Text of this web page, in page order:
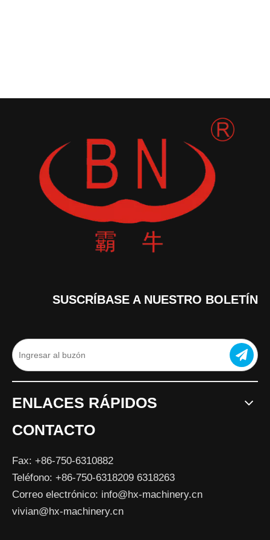
SUSCRÍBASE A NUESTRO BOLETÍN
ENLACES RÁPIDOS
CONTACTO
Fax: +86-750-6310882
Teléfono: +86-750-6318209 6318263
Correo electrónico: info@hx-machinery.cn
vivian@hx-machinery.cn